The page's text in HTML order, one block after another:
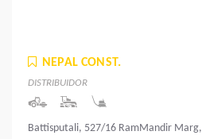
NEPAL CONST.
DISTRIBUIDOR
Battisputali, 527/16 RamMandir Marg,